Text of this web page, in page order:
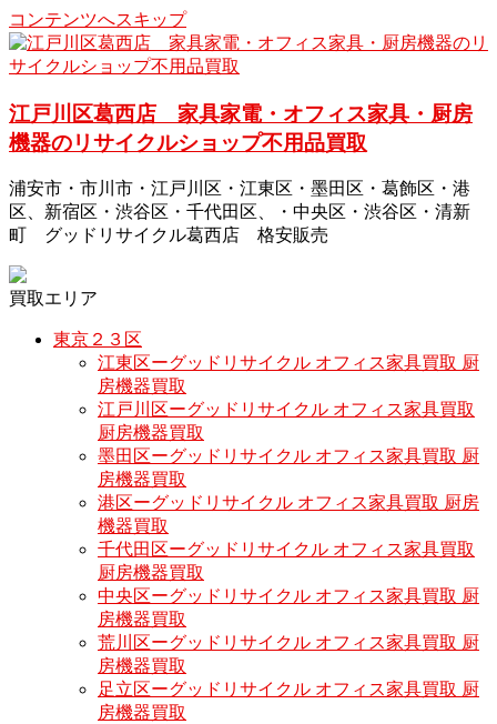
コンテンツへスキップ
江戸川区葛西店 家具家電・オフィス家具・厨房
機器のリサイクルショップ不用品買取
浦安市・市川市・江戸川区・江東区・墨田区・葛飾区・港
区、新宿区・渋谷区・千代田区、・中央区・渋谷区・清新
町 グッドリサイクル葛西店 格安販売
買取エリア
東京２３区
江東区ーグッドリサイクル オフィス家具買取 厨
房機器買取
江戸川区ーグッドリサイクル オフィス家具買取
厨房機器買取
墨田区ーグッドリサイクル オフィス家具買取 厨
房機器買取
港区ーグッドリサイクル オフィス家具買取 厨房
機器買取
千代田区ーグッドリサイクル オフィス家具買取
厨房機器買取
中央区ーグッドリサイクル オフィス家具買取 厨
房機器買取
荒川区ーグッドリサイクル オフィス家具買取 厨
房機器買取
足立区ーグッドリサイクル オフィス家具買取 厨
房機器買取